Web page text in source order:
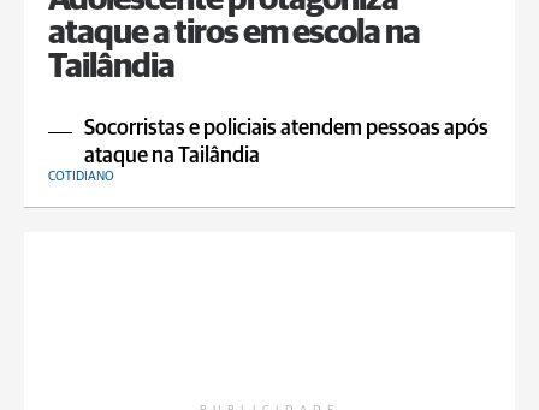
ataque a tiros em escola na
Tailândia
Socorristas e policiais atendem pessoas após
ataque na Tailândia
COTIDIANO